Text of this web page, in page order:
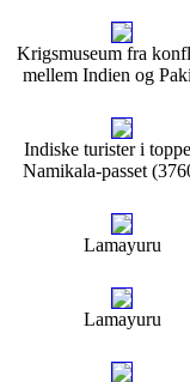
Krigsmuseum fra
mellem Indien og
Indiske turister i
Namikala-passet
Lamayuru
Lamayuru